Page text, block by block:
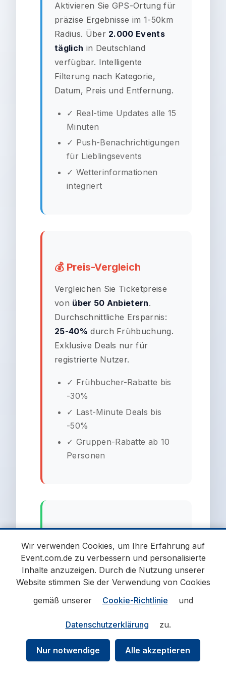
Aktivieren Sie GPS-Ortung für
präzise Ergebnisse im 1-50km
Radius. Über 2.000 Events
täglich in Deutschland
verfügbar. Intelligente
Filterung nach Kategorie,
Datum, Preis und Entfernung.
✓ Real-time Updates alle 15
Minuten
✓ Push-Benachrichtigungen
für Lieblingsevents
✓ Wetterinformationen
integriert
💰 Preis-Vergleich
Vergleichen Sie Ticketpreise
von über 50 Anbietern.
Durchschnittliche Ersparnis:
25-40% durch Frühbuchung.
Exklusive Deals nur für
registrierte Nutzer.
✓ Frühbucher-Rabatte bis
-30%
✓ Last-Minute Deals bis
-50%
✓ Gruppen-Rabatte ab 10
Personen
Sichere Buchung mit100%
Käuferschutz. E-Tickets
sofort per Email. Mobile
Tickets für spontane Events.
24h vor Event.
✓ SSL-verschlüsselte
Wir verwenden Cookies, um Ihre Erfahrung auf
Event.com.de zu verbessern und personalisierte
Inhalte anzuzeigen. Durch die Nutzung unserer
Website stimmen Sie der Verwendung von Cookies
gemäß unserer
Cookie-Richtlinie und
Datenschutzerklärung zu.
Nur notwendige Alle akzeptieren